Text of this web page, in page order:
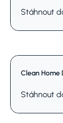
Stáhnout
Clean Home
Stáhnout